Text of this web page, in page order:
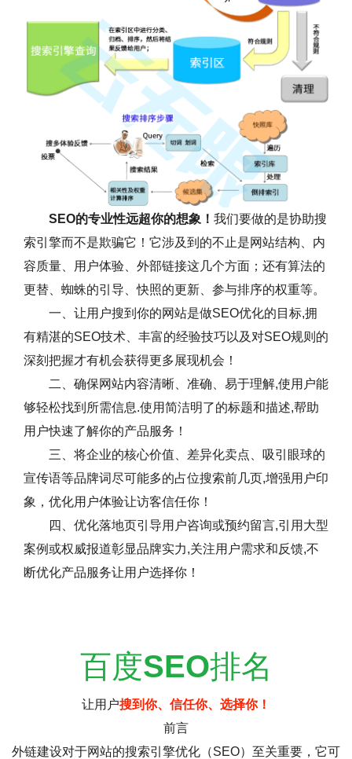
SEO的专业性远超你的想象！ 我们要做的是协助搜
索引擎而不是欺骗它！它涉及到的不止是网站结构、内
容质量、用户体验、外部链接这几个方面；还有算法的
更替、蜘蛛的引导、快照的更新、参与排序的权重等。
一、让用户搜到你的网站是做SEO优化的目标,拥
有精湛的SEO技术、丰富的经验技巧以及对SEO规则的
深刻把握才有机会获得更多展现机会！
二、确保网站内容清晰、准确、易于理解,使用户能
够轻松找到所需信息.使用简洁明了的标题和描述,帮助
用户快速了解你的产品服务！
三、将企业的核心价值、差异化卖点、吸引眼球的
宣传语等品牌词尽可能多的占位搜索前几页,增强用户印
象，优化用户体验让访客信任你！
四、优化落地页引导用户咨询或预约留言,引用大型
案例或权威报道彰显品牌实力,关注用户需求和反馈,不
断优化产品服务让用户选择你！
百度SEO排名
让用户搜到你、信任你、选择你！
前言
外链建设对于网站的搜索引擎优化（SEO）至关重要，它可